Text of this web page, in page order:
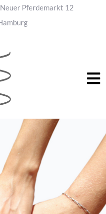
Neuer Pferdemarkt 12